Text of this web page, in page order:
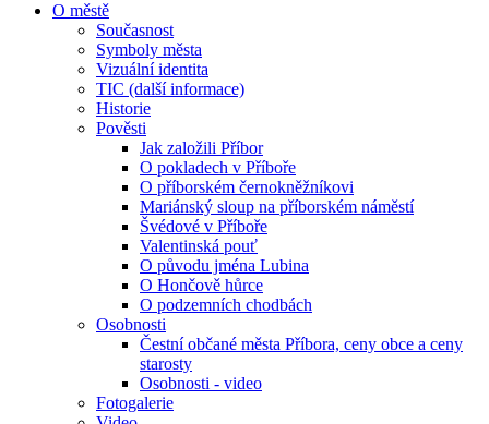
O městě
Současnost
Symboly města
Vizuální identita
TIC (další informace)
Historie
Pověsti
Jak založili Příbor
O pokladech v Příboře
O příborském černokněžníkovi
Mariánský sloup na příborském náměstí
Švédové v Příboře
Valentinská pouť
O původu jména Lubina
O Hončově hůrce
O podzemních chodbách
Osobnosti
Čestní občané města Příbora, ceny obce a ceny
starosty
Osobnosti - video
Fotogalerie